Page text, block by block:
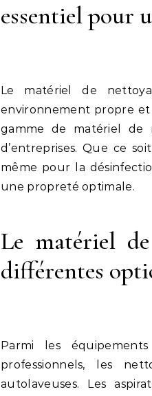
essentiel pour
Le matériel de
environnement propre et
gamme de matériel de
d’entreprises. Que ce
même pour la
une propreté optimale.
Le matériel
différentes
Parmi les
professionnels, les
autolaveuses. Les